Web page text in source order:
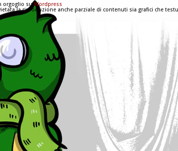
orgoglio suWordpress
la riproduzione anche parziale di contenuti sia grafici che